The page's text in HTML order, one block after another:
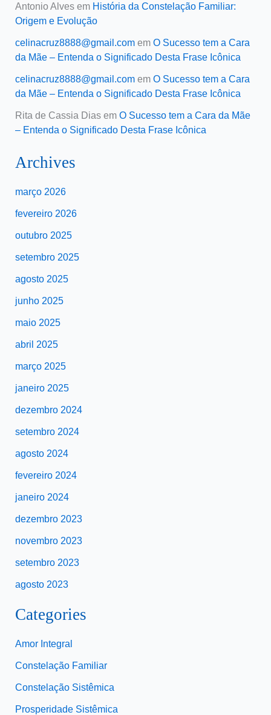
Antonio Alvesem História da Constelação Familiar:
Origem e Evolução
celinacruz8888@gmail.comem O Sucesso tem a Cara
da Mãe – Entenda o Significado Desta Frase Icônica
celinacruz8888@gmail.comem O Sucesso tem a Cara
da Mãe – Entenda o Significado Desta Frase Icônica
Rita de Cassia Diasem O Sucesso tem a Cara da Mãe
– Entenda o Significado Desta Frase Icônica
Archives
março 2026
fevereiro 2026
outubro 2025
setembro 2025
agosto 2025
junho 2025
maio 2025
abril 2025
março 2025
janeiro 2025
dezembro 2024
setembro 2024
agosto 2024
fevereiro 2024
janeiro 2024
dezembro 2023
novembro 2023
setembro 2023
agosto 2023
Categories
Amor Integral
Constelação Familiar
Constelação Sistêmica
Prosperidade Sistêmica